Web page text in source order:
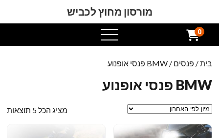
מורסון מחוץ לכביש
תפריט
פתוח
0
בַּיִת/ פנסים / BMW פנסי אופנוע
BMW פנסי אופנוע
מציג הכל 5 תוצאות